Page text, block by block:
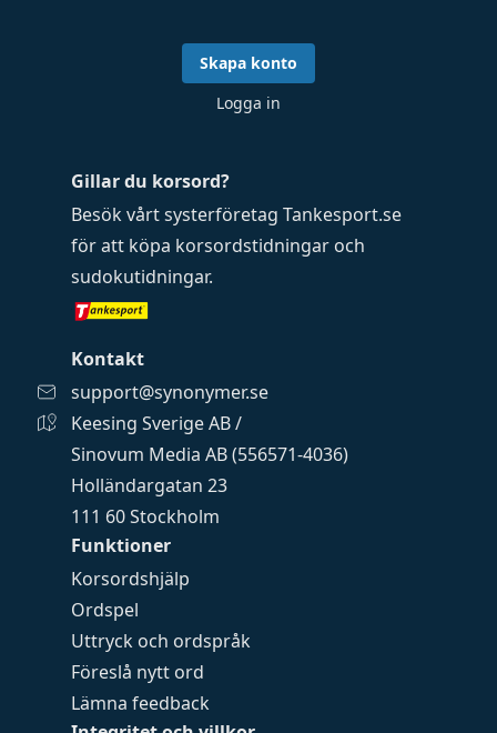
Funktioner
Korsordshjälp
Ordspel
Uttryck och ordspråk
Föreslå nytt ord
Lämna feedback
Gillar du korsord?
Besök vårt systerföretag Tankesport.se
för att köpa korsordstidningar och
sudokutidningar.
Kontakt
support@synonymer.se
Keesing Sverige AB /
Sinovum Media AB (556571-4036)
Holländargatan 23
111 60 Stockholm
Skapa konto
Logga in